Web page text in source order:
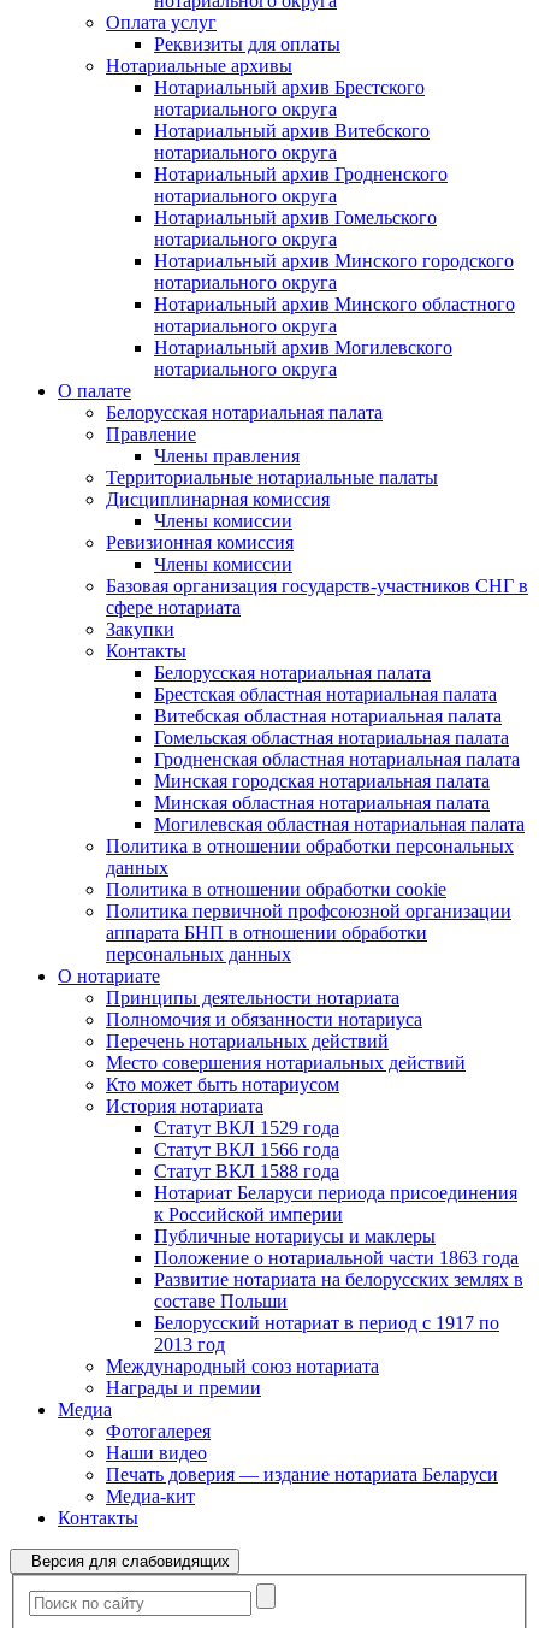
Оплата услуг
Реквизиты для оплаты
Нотариальные архивы
Нотариальный архив Брестского
нотариального округа
Нотариальный архив Витебского
нотариального округа
Нотариальный архив Гродненского
нотариального округа
Нотариальный архив Гомельского
нотариального округа
Нотариальный архив Минского городского
нотариального округа
Нотариальный архив Минского областного
нотариального округа
Нотариальный архив Могилевского
нотариального округа
О палате
Белорусская нотариальная палата
Правление
Члены правления
Территориальные нотариальные палаты
Дисциплинарная комиссия
Члены комиссии
Ревизионная комиссия
Члены комиссии
Базовая организация государств-участников СНГ в
сфере нотариата
Закупки
Контакты
Белорусская нотариальная палата
Брестская областная нотариальная палата
Витебская областная нотариальная палата
Гомельская областная нотариальная палата
Гродненская областная нотариальная палата
Минская городская нотариальная палата
Минская областная нотариальная палата
Могилевская областная нотариальная палата
Политика в отношении обработки персональных
данных
Политика в отношении обработки cookie
Политика первичной профсоюзной организации
аппарата БНП в отношении обработки
персональных данных
О нотариате
Принципы деятельности нотариата
Полномочия и обязанности нотариуса
Перечень нотариальных действий
Место совершения нотариальных действий
Кто может быть нотариусом
История нотариата
Статут ВКЛ 1529 года
Статут ВКЛ 1566 года
Статут ВКЛ 1588 года
Нотариат Беларуси периода присоединения
к Российской империи
Публичные нотариусы и маклеры
Положение о нотариальной части 1863 года
Развитие нотариата на белорусских землях в
составе Польши
Белорусский нотариат в период с 1917 по
2013 год
Международный союз нотариата
Награды и премии
Медиа
Фотогалерея
Наши видео
Печать доверия — издание нотариата Беларуси
Медиа-кит
Контакты
Версия для слабовидящих